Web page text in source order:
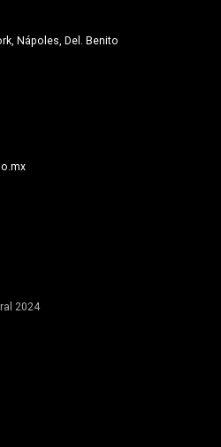
Nápoles, Del. Benito
2024